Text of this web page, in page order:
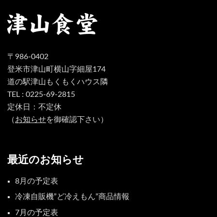
〒986-0402
登米市津山町横山字細屋174
道の駅津山もくもくハウス隣
TEL : 0225-69-2815
定休日：不定休
（お知らせを御確認下さい）
最近のお知らせ
8月の予定表
冷凍自販機”ど冷えもん”商品情報
7月の予定表